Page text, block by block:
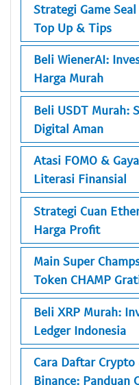
Strategi Game
Top Up & Tips
Beli WienerAI:
Harga Murah
Beli USDT Murah:
Digital Aman
Atasi FOMO &
Literasi Finansial
Strategi Cuan
Harga Profit
Main Super
Token CHAMP
Beli XRP Murah:
Ledger Indonesia
Cara Daftar
Binance: Panduan